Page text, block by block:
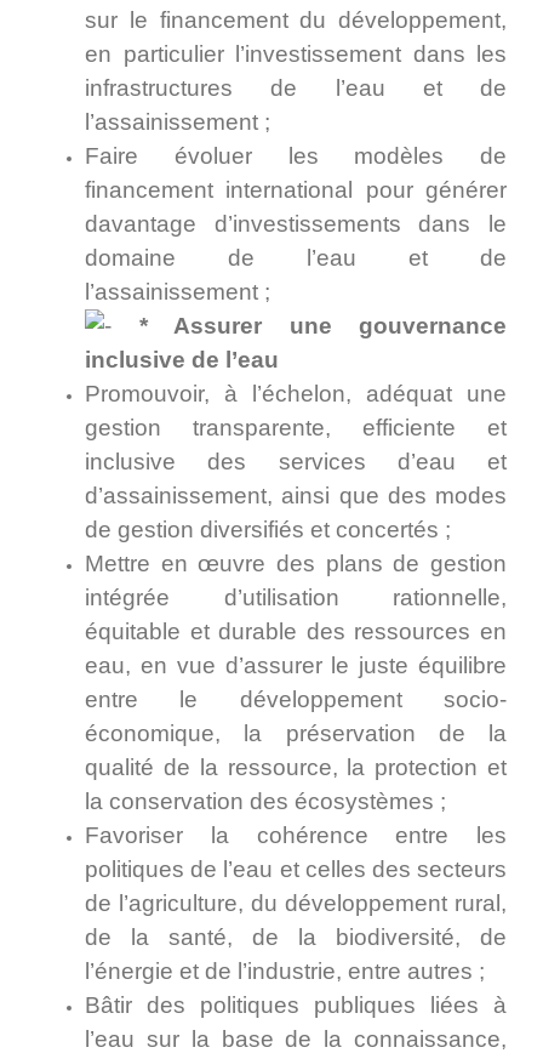
sur le financement du développement,
en particulier l’investissement dans les
infrastructures de l’eau et de
l’assainissement ;
Faire évoluer les modèles de
financement international pour générer
davantage d’investissements dans le
domaine de l’eau et de
l’assainissement ;
* Assurer une gouvernance
inclusive de l’eau
Promouvoir, à l’échelon, adéquat une
gestion transparente, efficiente et
inclusive des services d’eau et
d’assainissement, ainsi que des modes
de gestion diversifiés et concertés ;
Mettre en œuvre des plans de gestion
intégrée d’utilisation rationnelle,
équitable et durable des ressources en
eau, en vue d’assurer le juste équilibre
entre le développement socio-
économique, la préservation de la
qualité de la ressource, la protection et
la conservation des écosystèmes ;
Favoriser la cohérence entre les
politiques de l’eau et celles des secteurs
de l’agriculture, du développement rural,
de la santé, de la biodiversité, de
l’énergie et de l’industrie, entre autres ;
Bâtir des politiques publiques liées à
l’eau sur la base de la connaissance,